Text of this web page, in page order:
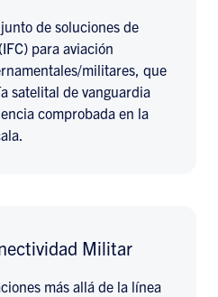
de soluciones de
para aviación
militares, que
satelital de vanguardia
comprobada en la
Militar
más allá de la línea